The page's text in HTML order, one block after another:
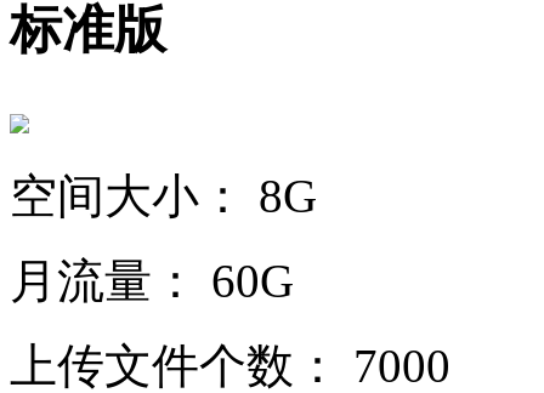
标准版
空间大小：
8G
月流量：
60G
上传文件个数：
7000